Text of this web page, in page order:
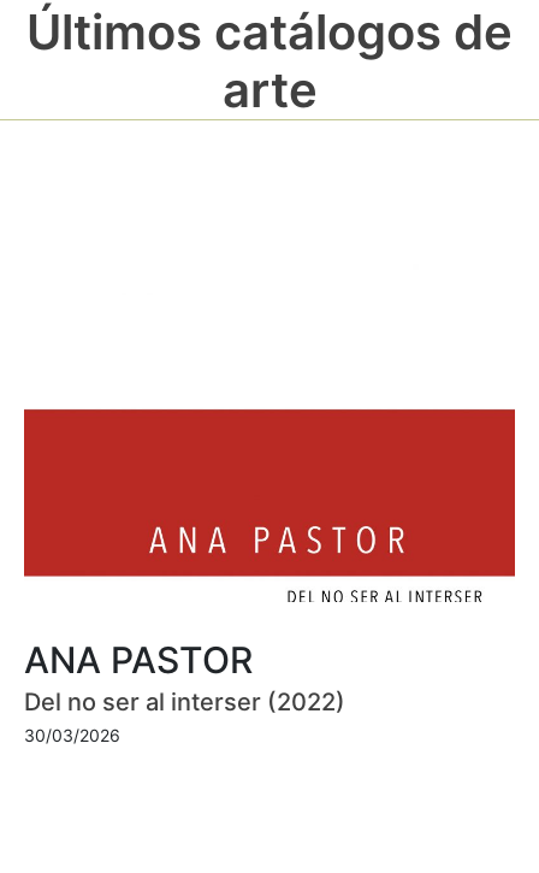
Últimos catálogos de
arte
ANA PASTOR
Del no ser al interser (2022)
30/03/2026